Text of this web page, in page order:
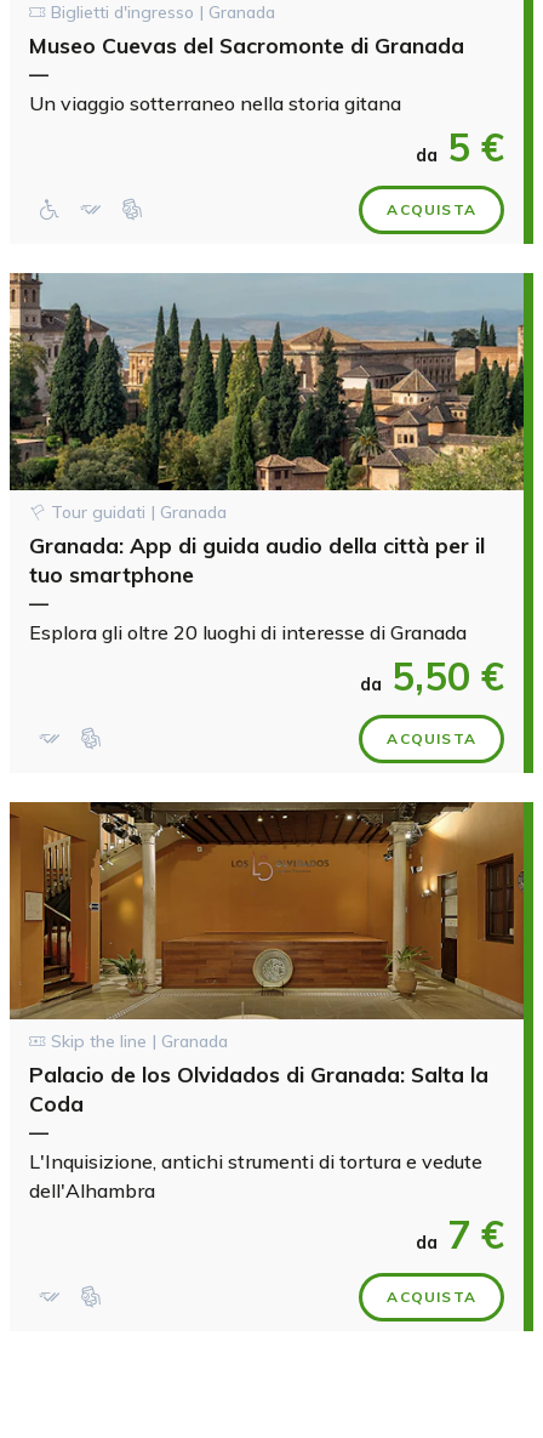
Biglietti d'ingresso | Granada
Museo Cuevas del Sacromonte di Granada
—
Un viaggio sotterraneo nella storia gitana
da 5 €
ACQUISTA
Tour guidati | Granada
Granada: App di guida audio della città per il
tuo smartphone
—
Esplora gli oltre 20 luoghi di interesse di Granada
da 5,50 €
ACQUISTA
Skip the line | Granada
Palacio de los Olvidados di Granada: Salta la
Coda
—
L'Inquisizione, antichi strumenti di tortura e vedute
dell'Alhambra
da 7 €
ACQUISTA